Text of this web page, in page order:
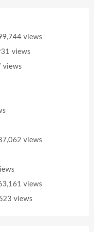
views
views
views
views
views
views